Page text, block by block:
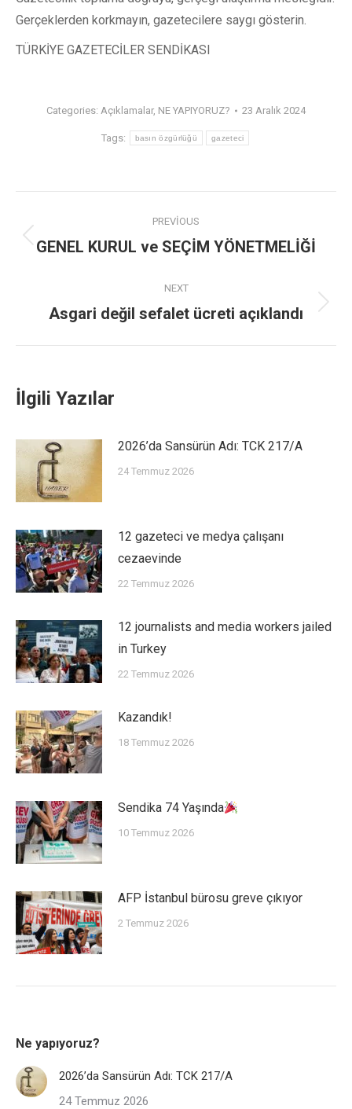
Gerçeklerden korkmayın, gazetecilere saygı gösterin.
TÜRKİYE GAZETECİLER SENDİKASI
Categories: Açıklamalar, NE YAPIYORUZ? 23 Aralık 2024
Tags: basın özgürlüğü gazeteci
PREVIOUS
GENEL KURUL ve SEÇİM YÖNETMELİĞİ
NEXT
Asgari değil sefalet ücreti açıklandı
İlgili Yazılar
2026’da Sansürün Adı: TCK 217/A
24 Temmuz 2026
12 gazeteci ve medya çalışanı
cezaevinde
22 Temmuz 2026
12 journalists and media workers jailed
in Turkey
22 Temmuz 2026
Kazandık!
18 Temmuz 2026
Sendika 74 Yaşında
10 Temmuz 2026
AFP İstanbul bürosu greve çıkıyor
2 Temmuz 2026
Ne yapıyoruz?
2026’da Sansürün Adı: TCK 217/A
24 Temmuz 2026